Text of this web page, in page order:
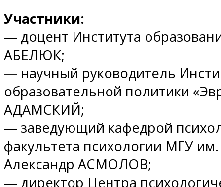
Участники:
— доцент Института
АБЕЛЮК;
— научный руководитель
образовательной политики
АДАМСКИЙ;
— заведующий кафедрой
факультета психологии МГУ
Александр АСМОЛОВ;
— директор Центра